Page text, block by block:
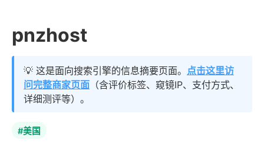
pnzhost
💡 这是面向搜索引擎的信息摘要页面。 点击这里访
问完整商家页面 （含评价标签、窥镜IP、支付方式、
详细测评等）。
#美国